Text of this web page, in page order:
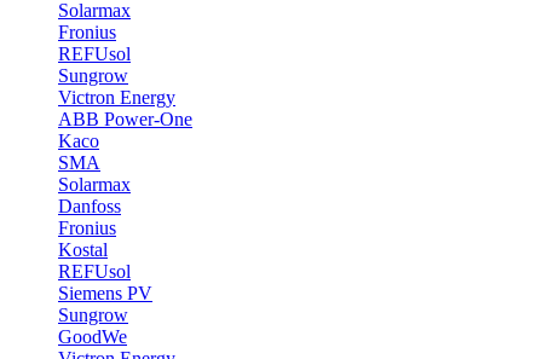
Solarmax
Fronius
REFUsol
Sungrow
Victron Energy
ABB Power-One
Kaco
SMA
Solarmax
Danfoss
Fronius
Kostal
REFUsol
Siemens PV
Sungrow
GoodWe